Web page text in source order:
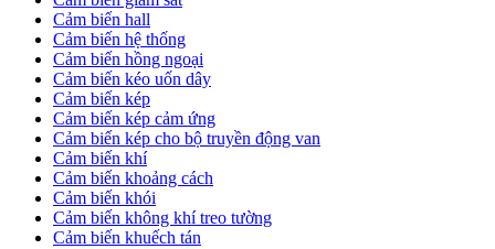
Cảm biến hall
Cảm biến hệ thống
Cảm biến hồng ngoại
Cảm biến kéo uốn dây
Cảm biến kép
Cảm biến kép cảm ứng
Cảm biến kép cho bộ truyền động van
Cảm biến khí
Cảm biến khoảng cách
Cảm biến khói
Cảm biến không khí treo tường
Cảm biến khuếch tán